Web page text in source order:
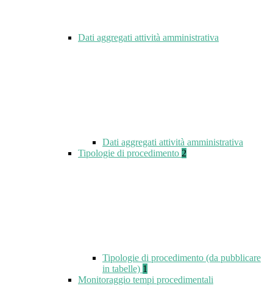
Dati aggregati attività amministrativa
Dati aggregati attività amministrativa
Tipologie di procedimento 2
Tipologie di procedimento (da pubblicare
in tabelle) 1
Monitoraggio tempi procedimentali